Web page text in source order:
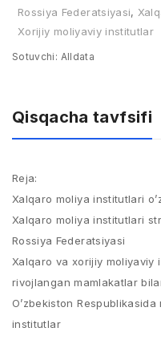
Rossiya Federatsiyasi,
Xorijiy moliyaviy institutlar
Sotuvchi: Alldata
Qisqacha tavfsifi
Reja:
Xalqaro moliya institutlari
Xalqaro moliya institutlari
Rossiya Federatsiyasi
Xalqaro va xorijiy
rivojlangan mamlakatlar
O’zbekiston
institutlar